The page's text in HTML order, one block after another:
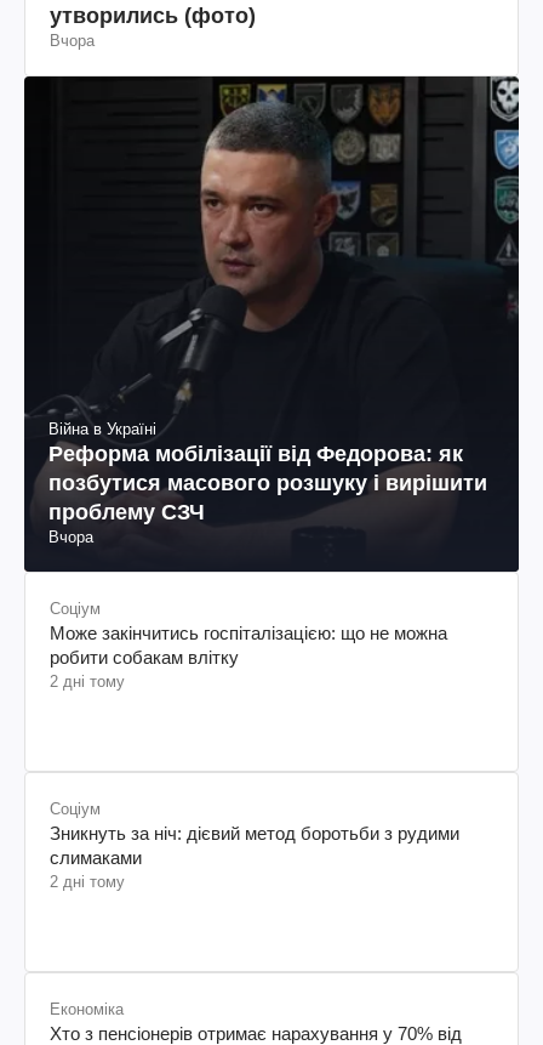
утворились (фото)
Вчора
Війна в Україні
Реформа мобілізації від Федорова: як
позбутися масового розшуку і вирішити
проблему СЗЧ
Вчора
Соціум
Може закінчитись госпіталізацією: що не можна
робити собакам влітку
2 дні тому
Соціум
Зникнуть за ніч: дієвий метод боротьби з рудими
слимаками
2 дні тому
Економіка
Хто з пенсіонерів отримає нарахування у 70% від